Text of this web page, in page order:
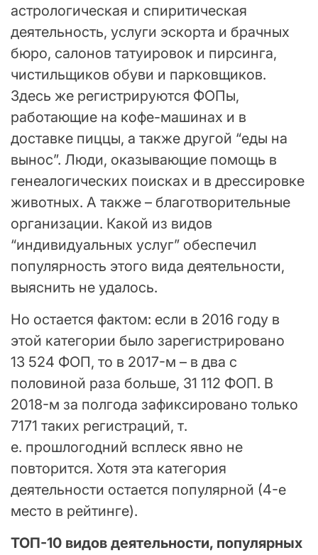
астрологическая и спиритическая
деятельность, услуги эскорта и брачных
бюро, салонов татуировок и пирсинга,
чистильщиков обуви и парковщиков.
Здесь же регистрируются ФОПы,
работающие на кофе-машинах и в
доставке пиццы, а также другой “еды на
вынос”. Люди, оказывающие помощь в
генеалогических поисках и в дрессировке
животных. А также – благотворительные
организации. Какой из видов
“индивидуальных услуг” обеспечил
популярность этого вида деятельности,
выяснить не удалось.
Но остается фактом: если в 2016 году в
этой категории было зарегистрировано
13 524 ФОП, то в 2017-м – в два с
половиной раза больше, 31 112 ФОП. В
2018-м за полгода зафиксировано только
7171 таких регистраций, т.
е. прошлогодний всплеск явно не
повторится. Хотя эта категория
деятельности остается популярной (4-е
место в рейтинге).
ТОП-10 видов деятельности, популярных